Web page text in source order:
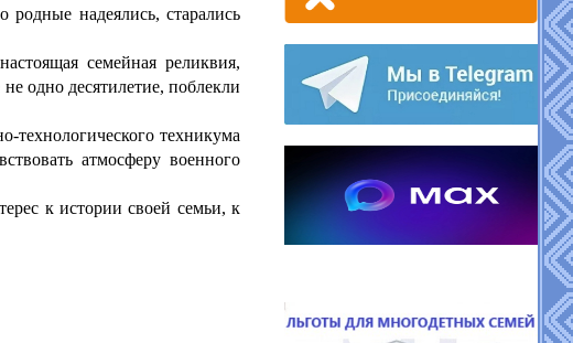
надеялись, старались
семейная реликвия,
одно десятилетие, поблекли
технологического техникума
атмосферу военного
к истории своей семьи, к